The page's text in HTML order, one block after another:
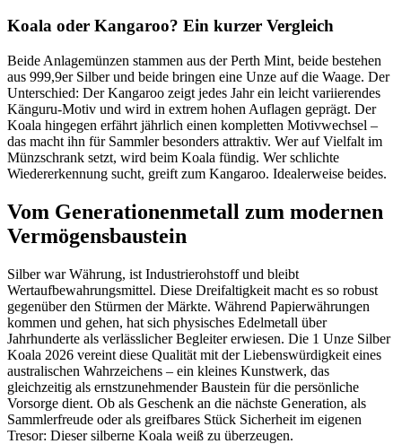
Koala oder Kangaroo? Ein kurzer Vergleich
Beide Anlagemünzen stammen aus der Perth Mint, beide bestehen
aus 999,9er Silber und beide bringen eine Unze auf die Waage. Der
Unterschied: Der Kangaroo zeigt jedes Jahr ein leicht variierendes
Känguru-Motiv und wird in extrem hohen Auflagen geprägt. Der
Koala hingegen erfährt jährlich einen kompletten Motivwechsel –
das macht ihn für Sammler besonders attraktiv. Wer auf Vielfalt im
Münzschrank setzt, wird beim Koala fündig. Wer schlichte
Wiedererkennung sucht, greift zum Kangaroo. Idealerweise beides.
Vom Generationenmetall zum modernen
Vermögensbaustein
Silber war Währung, ist Industrierohstoff und bleibt
Wertaufbewahrungsmittel. Diese Dreifaltigkeit macht es so robust
gegenüber den Stürmen der Märkte. Während Papierwährungen
kommen und gehen, hat sich physisches Edelmetall über
Jahrhunderte als verlässlicher Begleiter erwiesen. Die 1 Unze Silber
Koala 2026 vereint diese Qualität mit der Liebenswürdigkeit eines
australischen Wahrzeichens – ein kleines Kunstwerk, das
gleichzeitig als ernstzunehmender Baustein für die persönliche
Vorsorge dient. Ob als Geschenk an die nächste Generation, als
Sammlerfreude oder als greifbares Stück Sicherheit im eigenen
Tresor: Dieser silberne Koala weiß zu überzeugen.